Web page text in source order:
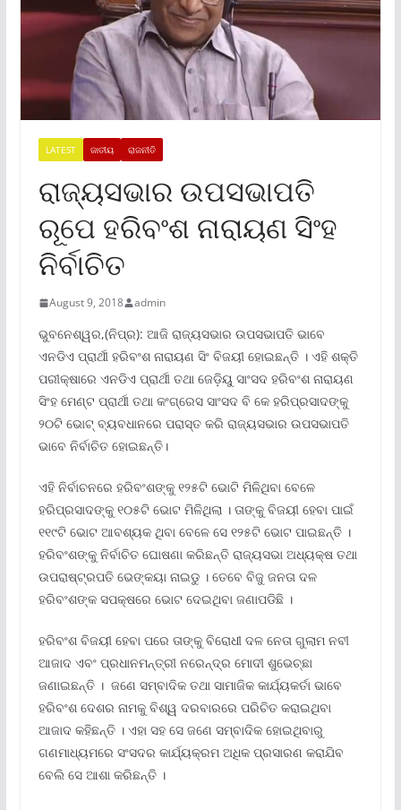
LATEST ଜାତୀୟ ରାଜନୀତି
ରାଜ୍ୟସଭାର ଉପସଭାପତି
ରୂପେ ହରିବଂଶ ନାରାୟଣ ସିଂହ
ନିର୍ବାଚିତ
August 9, 2018 admin
ଭୁବନେଶ୍ୱର,(ନିପ୍ର): ଆଜି ରାଜ୍ୟସଭାର ଉପସଭାପତି ଭାବେ
ଏନଡିଏ ପ୍ରାର୍ଥୀ ହରିବଂଶ ନାରାୟଣ ସିଂ ବିଜୟୀ ହୋଇଛନ୍ତି । ଏହି ଶକ୍ତି
ପରୀକ୍ଷାରେ ଏନଡିଏ ପ୍ରାର୍ଥୀ ତଥା ଜେଡ଼ିୟୁ ସାଂସଦ ହରିବଂଶ ନାରାୟଣ
ସିଂହ ମେଣ୍ଟ ପ୍ରାର୍ଥୀ ତଥା କଂଗ୍ରେସ ସାଂସଦ ବି କେ ହରିପ୍ରସାଦଙ୍କୁ
୨୦ଟି ଭୋଟ୍‌ ବ୍ୟବଧାନରେ ପରାସ୍ତ କରି ରାଜ୍ୟସଭାର ଉପସଭାପତି
ଭାବେ ନିର୍ବାଚିତ ହୋଇଛନ୍ତି।
ଏହି ନିର୍ବାଚନରେ ହରିବଂଶଙ୍କୁ ୧୨୫ଟି ଭୋଟି ମିଳିଥିବା ବେଳେ
ହରିପ୍ରସାଦଙ୍କୁ ୧୦୫ଟି ଭୋଟ ମିଳିଥିଲା । ତାଙ୍କୁ ବିଜୟୀ ହେବା ପାଇଁ
୧୧୯ଟି ଭୋଟ ଆବଶ୍ୟକ ଥିବା ବେଳେ ସେ ୧୨୫ଟି ଭୋଟ ପାଇଛନ୍ତି ।
ହରିବଂଶଙ୍କୁ ନିର୍ବାଚିତ ଘୋଷଣା କରିଛନ୍ତି ରାଜ୍ୟସଭା ଅଧ୍ୟକ୍ଷ ତଥା
ଉପରାଷ୍ଟ୍ରପତି ଭେଙ୍କୟା ନାଇଡୁ । ତେବେ ବିଜୁ ଜନତା ଦଳ
ହରିବଂଶଙ୍କ ସପକ୍ଷରେ ଭୋଟ ଦେଇଥିବା ଜଣାପଡିଛି ।
ହରିବଂଶ ବିଜୟୀ ହେବା ପରେ ତାଙ୍କୁ ବିରୋଧୀ ଦଳ ନେତା ଗୁଲାମ ନବୀ
ଆଜାଦ ଏବଂ ପ୍ରଧାନମନ୍ତ୍ରୀ ନରେନ୍ଦ୍ର ମୋଦୀ ଶୁଭେଚ୍ଛା
ଜଣାଇଛନ୍ତି । ଜଣେ ସମ୍ବାଦିକ ତଥା ସାମାଜିକ କାର୍ଯ୍ୟକର୍ତା ଭାବେ
ହରିବଂଶ ଦେଶର ନାମକୁ ବିଶ୍ୱ ଦରବାରରେ ପରିଚିତ କରାଇଥିବା
ଆଜାଦ କହିଛନ୍ତି । ଏହା ସହ ସେ ଜଣେ ସମ୍ବାଦିକ ହୋଇଥିବାରୁ
ଗଣମାଧ୍ୟମରେ ସଂସଦର କାର୍ଯ୍ୟକ୍ରମ ଅଧିକ ପ୍ରସାରଣ କରାଯିବ
ବେଲି ସେ ଆଶା କରିଛନ୍ତି ।